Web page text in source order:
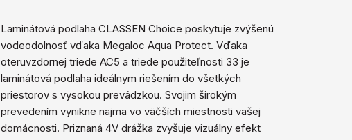
Laminátová podlaha CLASSEN Choice poskytuje zvýšenú
vodeodolnosť vďaka Megaloc Aqua Protect. Vďaka
oteruvzdornej triede AC5 a triede použiteľnosti 33 je
laminátová podlaha ideálnym riešením do všetkých
priestorov s vysokou prevádzkou. Svojim širokým
prevedením vynikne najmä vo väčších miestnosti vašej
domácnosti. Priznaná 4V drážka zvyšuje vizuálny efekt